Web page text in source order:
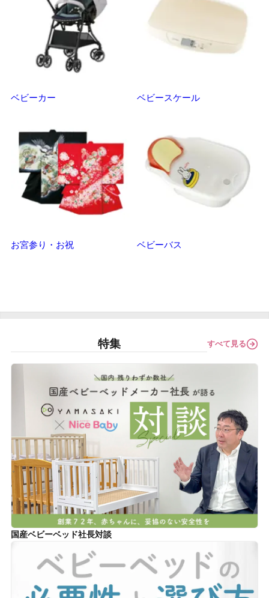
ベビーカー ベビースケール
お宮参り・お祝 ベビーバス
特集 すべて見る
国産ベビーベッド社長対談